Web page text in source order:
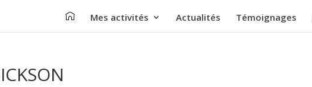
Mes activités Actualités Témoignages